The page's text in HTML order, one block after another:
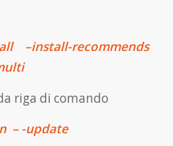
–install-recommends
riga di comando
– -update